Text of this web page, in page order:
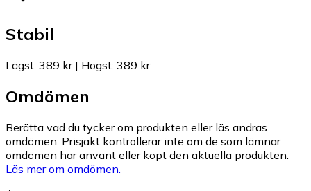
Stabil
Lägst: 389 kr| Högst: 389 kr
Omdömen
Berätta vad du tycker om produkten eller läs andras
omdömen. Prisjakt kontrollerar inte om de som lämnar
omdömen har använt eller köpt den aktuella produkten.
Läs mer om omdömen.